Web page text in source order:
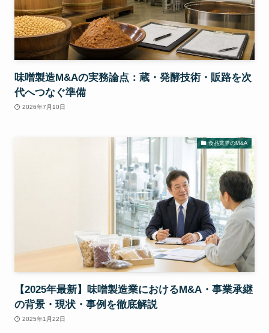
味噌製造M&Aの実務論点：蔵・発酵技術・販路を次
代へつなぐ準備
2026年7月10日
食品業界のM&A
【2025年最新】味噌製造業におけるM&A・事業承継
の背景・現状・事例を徹底解説
2025年1月22日